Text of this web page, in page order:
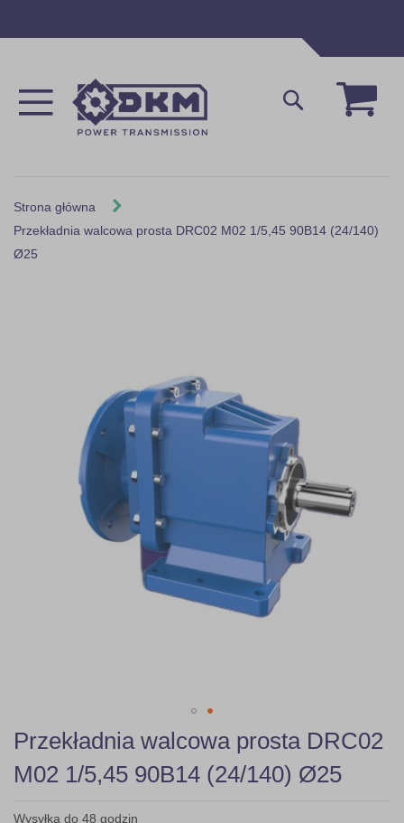
Mój
Szukaj
Strona główna
Przekładnia walcowa prosta DRC02 M02 1/5,45 90B14 (24/140)
Ø25
Skip
to
the
beginning
the
Przekładnia walcowa prosta DRC02
M02 1/5,45 90B14 (24/140) Ø25
Wysyłka do 48 godzin